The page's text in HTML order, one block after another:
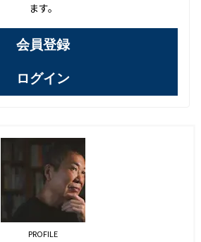
ます。
会員登録
ログイン
PROFILE